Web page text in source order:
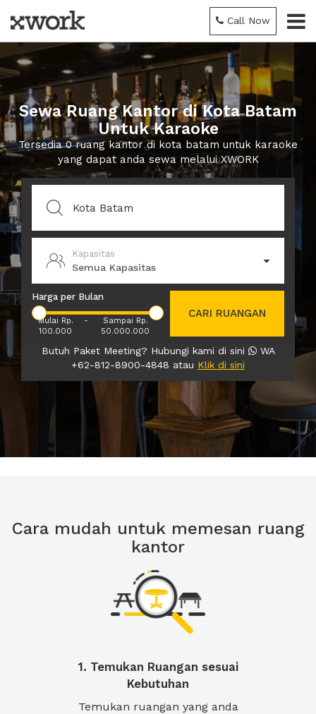
Call Now
Sewa Ruang Kantor di Kota Batam
Untuk Karaoke
Tersedia 0 ruang kantor di kota batam untuk karaoke
yang dapat anda sewa melalui XWORK
Kapasitas
Semua Kapasitas
Harga per Bulan
Mulai Rp.
100.000
-
Sampai Rp.
50.000.000
CARI RUANGAN
Butuh Paket Meeting? Hubungi kami di sini
WA
+62-812-8900-4848 atau Klik di sini
Cara mudah untuk memesan ruang
kantor
1. Temukan Ruangan sesuai
Kebutuhan
Temukan ruangan yang anda